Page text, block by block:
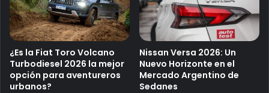
¿Es la Fiat Toro Volcano
Turbodiesel 2026 la mejor
opción para aventureros
urbanos?
Nissan Versa 2026: Un
Nuevo Horizonte en el
Mercado Argentino de
Sedanes